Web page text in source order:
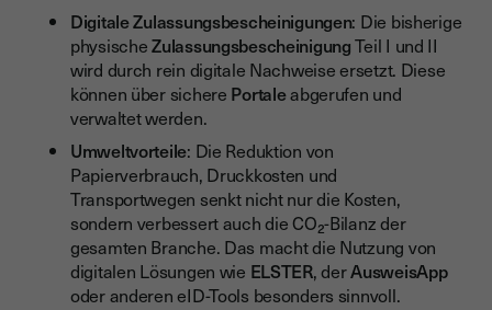
Digitale Zulassungsbescheinigungen: Die bisherige
physischeZulassungsbescheinigungTeil I und II
wird durch rein digitale Nachweise ersetzt. Diese
können über sichere Portaleabgerufen und
verwaltet werden.
Umweltvorteile: Die Reduktion von
Papierverbrauch, Druckkosten und
Transportwegen senkt nicht nur die Kosten,
sondern verbessert auch die CO₂-Bilanz der
gesamten Branche. Das macht die Nutzung von
digitalen Lösungen wie ELSTER, derAusweisApp
oder anderen eID-Tools besonders sinnvoll.